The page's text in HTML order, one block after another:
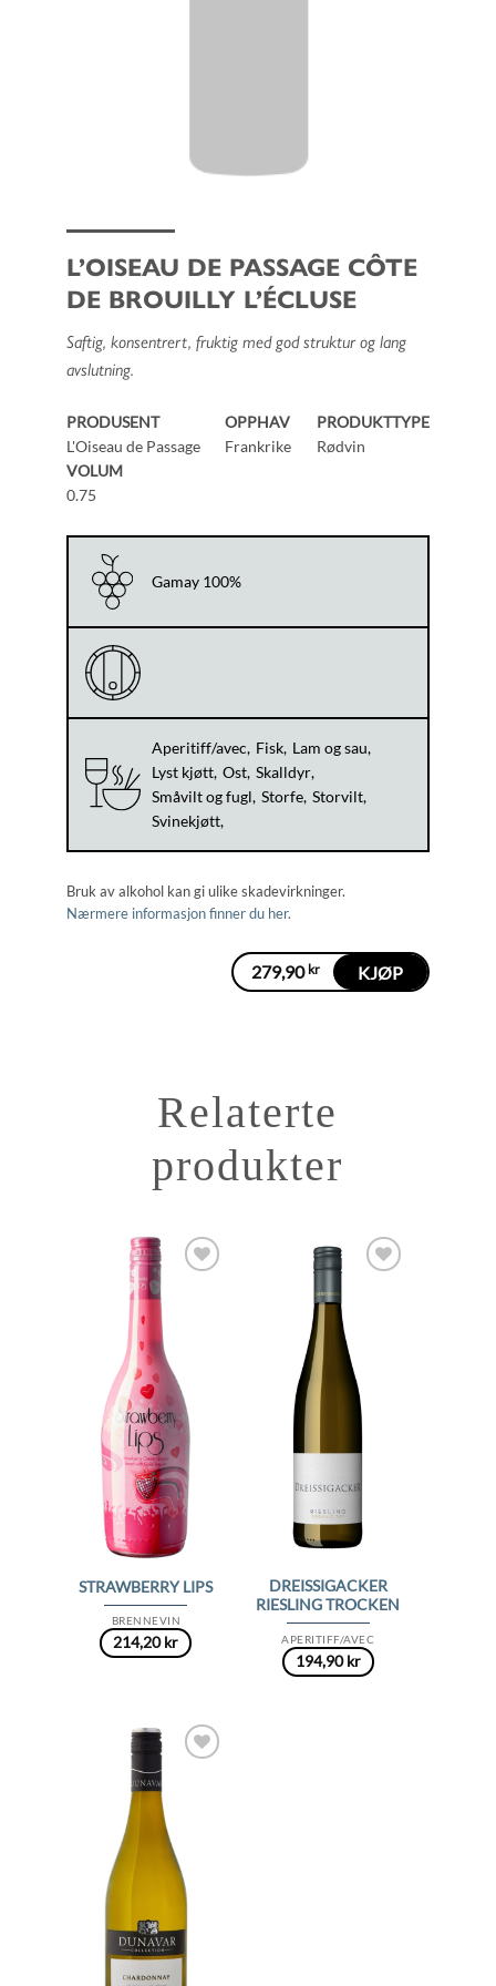
L’OISEAU DE PASSAGE CÔTE
DE BROUILLY L’ÉCLUSE
Saftig, konsentrert, fruktig med god struktur og lang
avslutning.
PRODUSENT
L'Oiseau de Passage
OPPHAV
Frankrike
PRODUKTTYPE
Rødvin
VOLUM
0.75
Gamay 100%
Aperitiff/avec Fisk Lam og sau
Lyst kjøtt Ost Skalldyr
Småvilt og fugl Storfe Storvilt
Svinekjøtt
Bruk av alkohol kan gi ulike skadevirkninger.
Nærmere informasjon finner du her.
279,90 kr KJØP
Relaterte
produkter
BRENNEVIN
STRAWBERRY LIPS
214,20kr APERITIFF/AVEC
DREISSIGACKER
RIESLING TROCKEN
194,90kr